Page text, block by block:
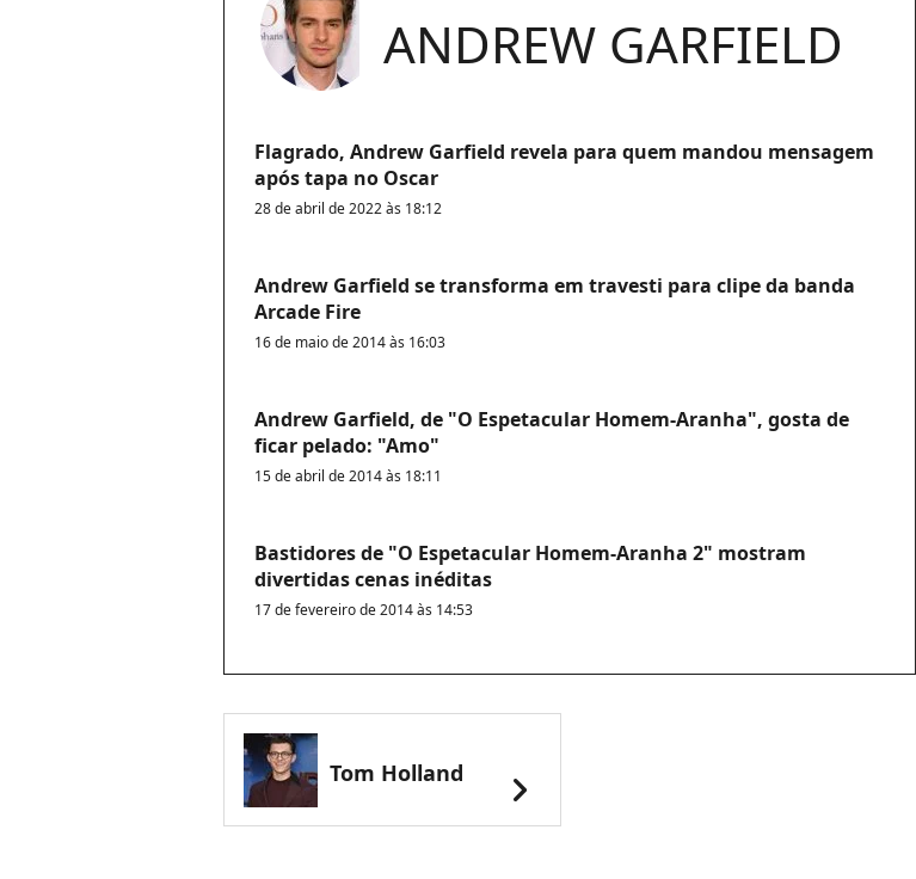
ANDREW GARFIELD
Flagrado, Andrew Garfield revela para quem mandou mensagem
após tapa no Oscar
28 de abril de 2022 às 18:12
Andrew Garfield se transforma em travesti para clipe da banda
Arcade Fire
16 de maio de 2014 às 16:03
Andrew Garfield, de "O Espetacular Homem-Aranha", gosta de
ficar pelado: "Amo"
15 de abril de 2014 às 18:11
Bastidores de "O Espetacular Homem-Aranha 2" mostram
divertidas cenas inéditas
17 de fevereiro de 2014 às 14:53
Tom Holland chevron_right